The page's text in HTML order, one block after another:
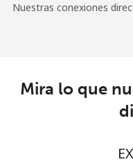
Nuestras conexiones
Mira lo que